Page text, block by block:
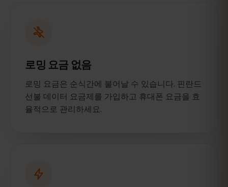
로밍 요금 없음
로밍 요금은 순식간에 불어날 수 있습니다. 핀란드
선불 데이터 요금제를 가입하고 휴대폰 요금을 효
율적으로 관리하세요.